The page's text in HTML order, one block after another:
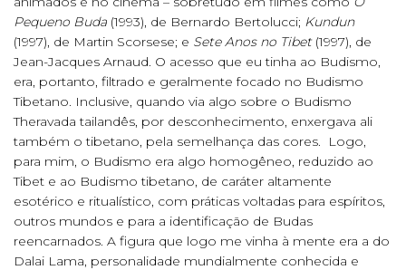
Pequeno Buda (1993), de Bernardo Bertolucci; Kundun
(1997), de Martin Scorsese; e Sete Anos no Tibet(1997), de
Jean-Jacques Arnaud. O acesso que eu tinha ao Budismo,
era, portanto, filtrado e geralmente focado no Budismo
Tibetano. Inclusive, quando via algo sobre o Budismo
Theravada tailandês, por desconhecimento, enxergava ali
também o tibetano, pela semelhança das cores. Logo,
para mim, o Budismo era algo homogêneo, reduzido ao
Tibet e ao Budismo tibetano, de caráter altamente
esotérico e ritualístico, com práticas voltadas para espíritos,
outros mundos e para a identificação de Budas
reencarnados. A figura que logo me vinha à mente era a do
Dalai Lama, personalidade mundialmente conhecida e